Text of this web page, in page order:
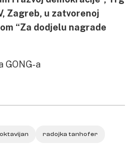
Zagreb, u zatvorenoj
“Za dodjelu nagrade
GONG-a
radojka tanhofer